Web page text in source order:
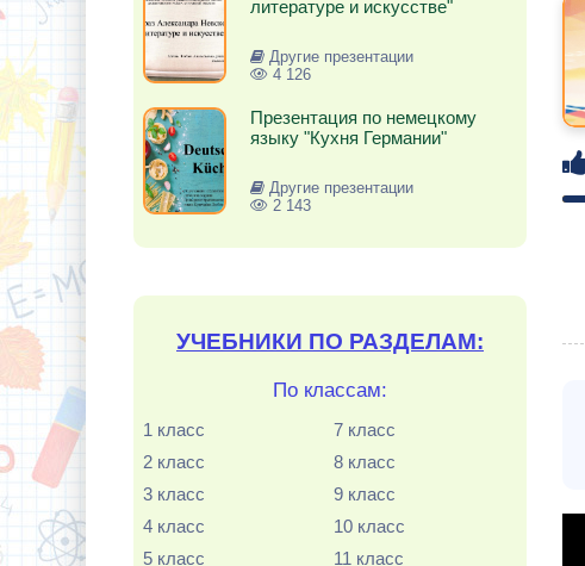
литературе и искусстве"
Другие презентации
4 126
Презентация по немецкому
языку "Кухня Германии"
Другие презентации
2 143
УЧЕБНИКИ ПО РАЗДЕЛАМ:
По классам:
1 класс
2 класс
3 класс
4 класс
5 класс
7 класс
8 класс
9 класс
10 класс
11 класс